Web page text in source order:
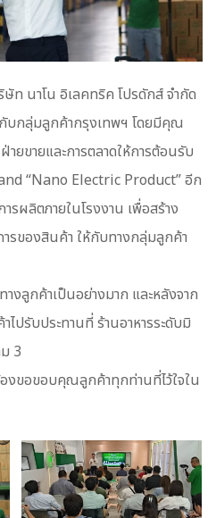
ท นาโน อิเลคทริค โปรดักส์ จำกัด
บกลุ่มลูกค้ากรุงเทพฯ โดยมีคุณ
ขายและการตลาดให้การต้อนรับ
“Nano Electric Product” อีก
รผลิตภายในโรงงาน เพื่อสร้าง
รของสินค้า ให้กับทางกลุ่มลูกค้า
งลูกค้าเป็นอย่างมาก และหลังจาก
ปรับประทานที่ ร้านอาหารระดับมิ
3
งขอขอบคุณลูกค้าทุกท่านที่ไว้ใจใน